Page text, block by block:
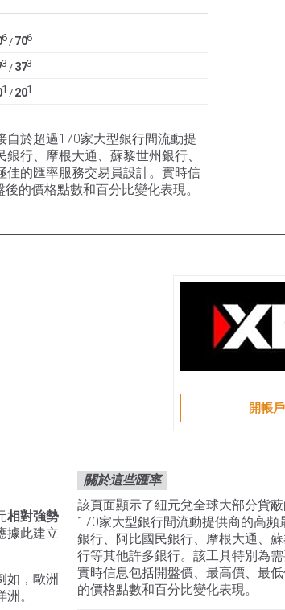
6/ 706
3 / 373
1 / 201
於超過170家大型銀行間流動提
行、摩根大通、蘇黎世州銀行、
的匯率服務交易員設計。實時信
的價格點數和百分比變化表現。
開帳戶
相對強勢
據此建立
如，歐洲
。
關於這些匯率
該頁面顯示了紐元兌全球大部分貨
170家大型銀行間流動提供商的高
銀行、阿比國民銀行、摩根大通、
行等其他許多銀行。該工具特別為
實時信息包括開盤價、最高價、最
的價格點數和百分比變化表現。